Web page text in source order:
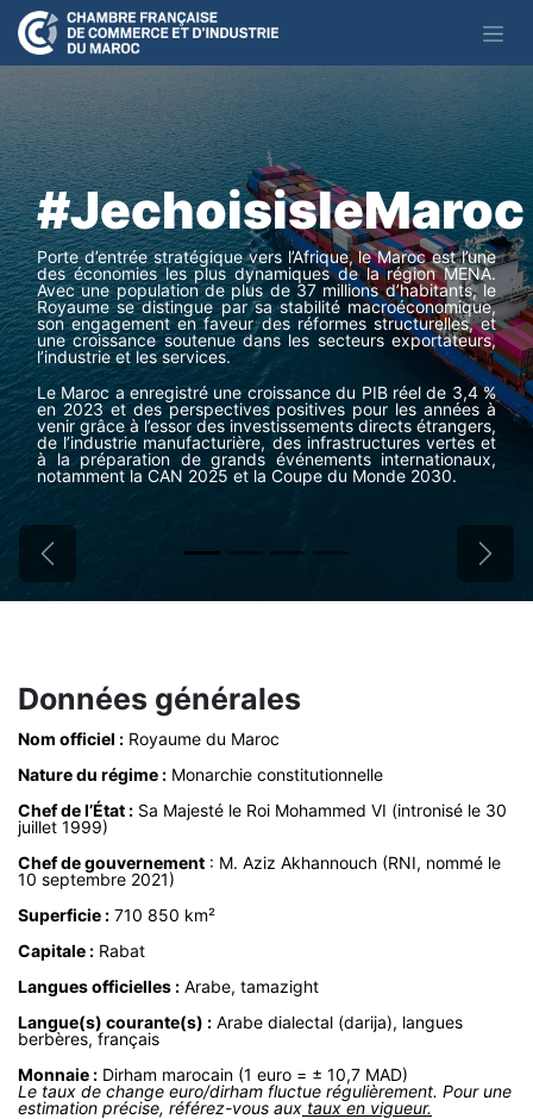
Se rendre au contenu
#JechoisisleMaroc
Porte d’entrée stratégique vers l’Afrique, le Maroc est l’une
des économies les plus dynamiques de la région MENA.
Avec une population de plus de 37 millions d’habitants, le
Royaume se distingue par sa stabilité macroéconomique,
son engagement en faveur des réformes structurelles, et
une croissance soutenue dans les secteurs exportateurs,
l’industrie et les services.
Le Maroc a enregistré une croissance du PIB réel de 3,4 %
en 2023 et des perspectives positives pour les années à
venir grâce à l’essor des investissements directs étrangers,
de l’industrie manufacturière, des infrastructures vertes et
à la préparation de grands événements internationaux,
notamment la CAN 2025 et la Coupe du Monde 2030.
Précédent
Données générales
Nom officiel : Royaume du Maroc
Nature du régime : Monarchie constitutionnelle
Chef de l’État : Sa Majesté le Roi Mohammed VI (intronisé le 30
juillet 1999)
Chef de gouvernement : M. Aziz Akhannouch (RNI, nommé le
10 septembre 2021)
Superficie : 710 850 km²
Capitale : Rabat
Langues officielles : Arabe, tamazight
Langue(s) courante(s) : Arabe dialectal (darija), langues
berbères, français
Monnaie : Dirham marocain (1 euro = ± 10,7 MAD)
Le taux de change euro/dirham fluctue régulièrement. Pour une
estimation précise, référez-vous aux taux en vigueur.